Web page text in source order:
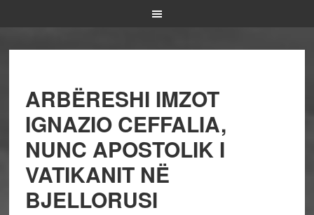
ARBËRESHI IMZOT
IGNAZIO CEFFALIA,
NUNC APOSTOLIK I
VATIKANIT NË
BJELLORUSI